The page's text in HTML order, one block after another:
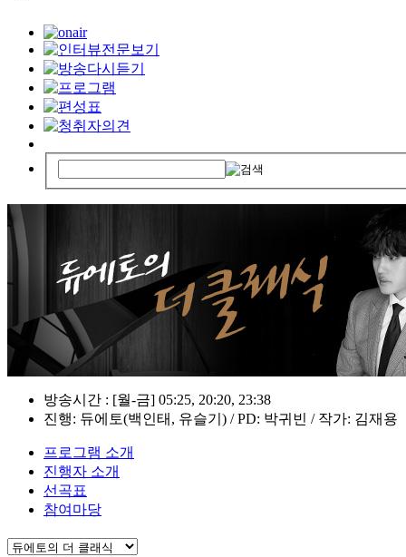
방송시간 : [월-금] 05:25, 20:20, 23:38
진행: 듀에토(백인태, 유슬기) / PD: 박귀빈 / 작가: 김재용
프로그램 소개
진행자 소개
선곡표
참여마당